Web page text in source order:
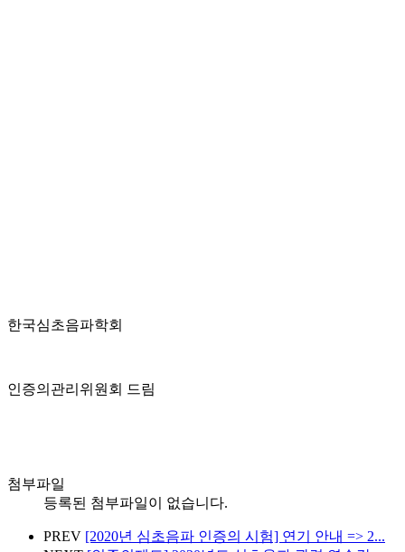
한국심초음파학회
인증의관리위원회 드림
첨부파일
등록된 첨부파일이 없습니다.
PREV [2020년 심초음파 인증의 시험] 연기 안내 => 2...